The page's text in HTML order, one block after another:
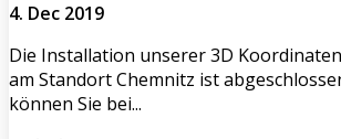
4. Dec 2019
Die Installation unserer 3D
am Standort Chemnitz ist
können Sie bei...